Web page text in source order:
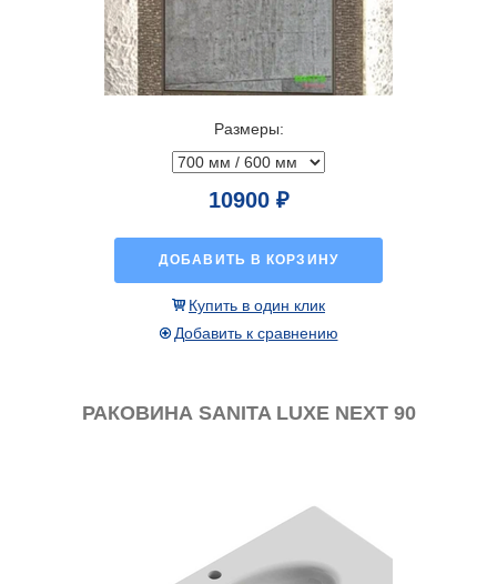
Размеры:
10900 ₽
ДОБАВИТЬ В КОРЗИНУ
Купить в один клик
Добавить к сравнению
РАКОВИНА SANITA LUXE NEXT 90